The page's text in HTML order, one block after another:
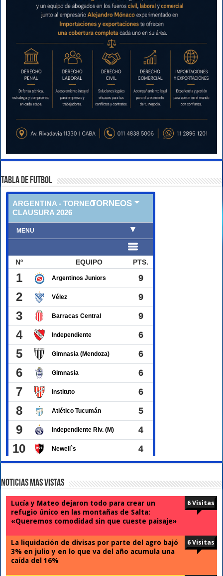
TABLA DE FUTBOL
Noticias Mas Vistas
Lucía y Mateo dejaron todo para crear un
refugio único en las montañas de Salta:
«Queremos comodidad sin que cueste paisaje»
6 Visitas
La liquidación de divisas por parte del agro bajó
3% en julio y en lo que va del año acumula una
caída del 16%
6 Visitas